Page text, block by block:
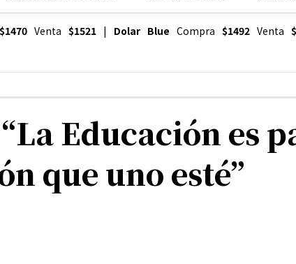
$1470Venta $1521| Dolar Blue Compra $1492Venta
Educación es
que uno esté”